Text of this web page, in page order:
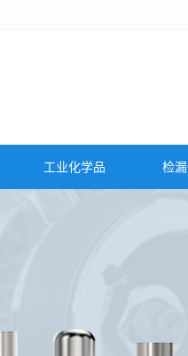
工业化学品 检